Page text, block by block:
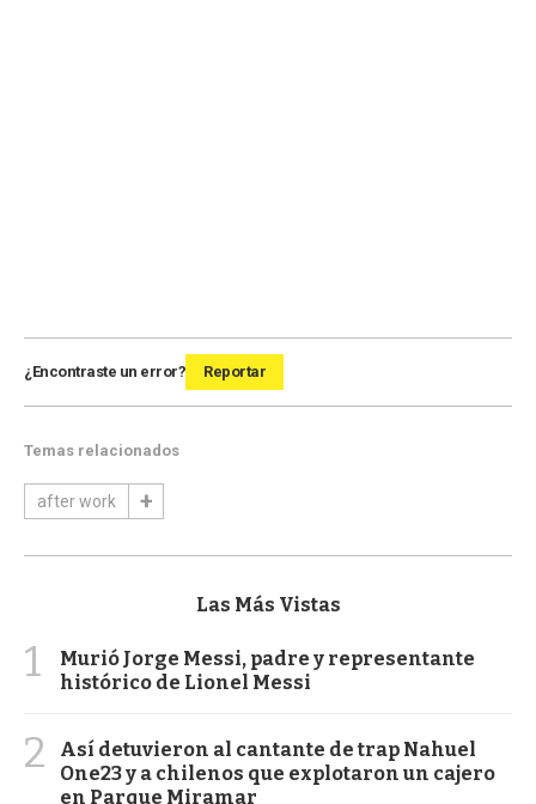
¿Encontraste un error? Reportar
Temas relacionados
after work
Las Más Vistas
1
Murió Jorge Messi, padre y representante
histórico de Lionel Messi
2
Así detuvieron al cantante de trap Nahuel
One23 y a chilenos que explotaron un cajero
en Parque Miramar